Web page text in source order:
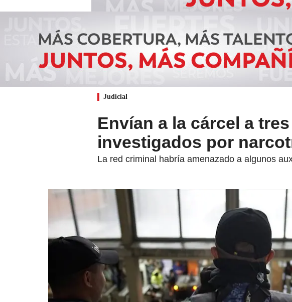
Judicial
Envían a la cárcel a
investigados por
La red criminal habría amenazado a algunos